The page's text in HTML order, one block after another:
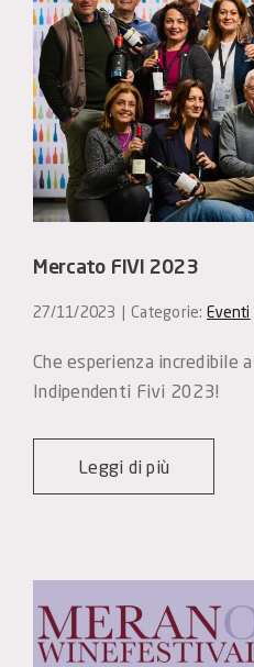
Mercato FIVI 2023
27/11/2023 | Categorie: Eventi
Che esperienza incredibile
Indipendenti Fivi 2023!
Leggi di più